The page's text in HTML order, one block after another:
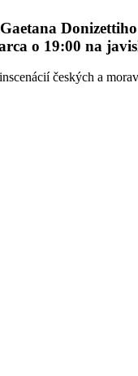
Donizettiho
o 19:00 na
českých a